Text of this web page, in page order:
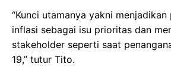
“Kunci utamanya yakni menjadikan
inflasi sebagai isu prioritas dan
stakeholder seperti saat
19,” tutur Tito.